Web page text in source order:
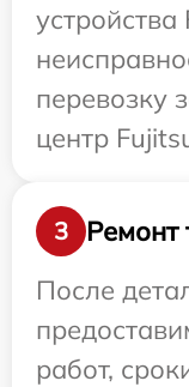
перевозку
центр
3
Ремонт
После
работ,